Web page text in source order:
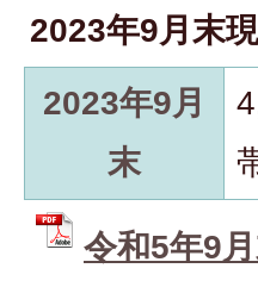
2023年9月末
2023年9月
末
令和5年9